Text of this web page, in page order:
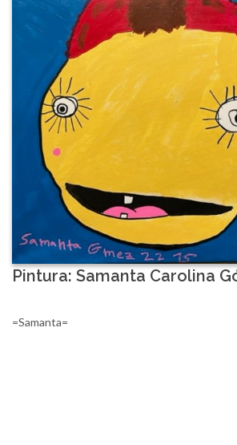
Pintura: Samanta Carolina
=Samanta=